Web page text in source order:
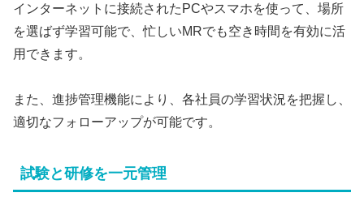
インターネットに接続されたPCやスマホを使って、場所
を選ばず学習可能で、忙しいMRでも空き時間を有効に活
用できます。
また、進捗管理機能により、各社員の学習状況を把握し、
適切なフォローアップが可能です。
試験と研修を一元管理